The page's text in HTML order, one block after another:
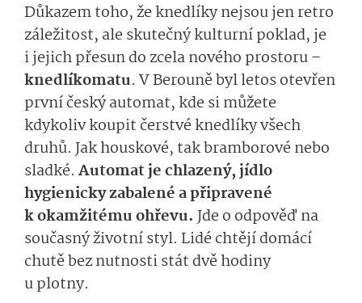
Důkazem toho, že knedlíky nejsou jen retro
záležitost, ale skutečný kulturní poklad, je
i jejich přesun do zcela nového prostoru –
knedlíkomatu. V Berouně byl letos otevřen
první český automat, kde si můžete
kdykoliv koupit čerstvé knedlíky všech
druhů. Jak houskové, tak bramborové nebo
sladké. Automat je chlazený, jídlo
hygienicky zabalené a připravené
k okamžitému ohřevu.Jde o odpověď na
současný životní styl. Lidé chtějí domácí
chutě bez nutnosti stát dvě hodiny
u plotny.